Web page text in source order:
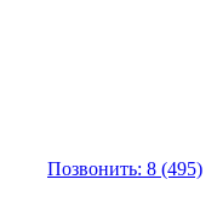
Позвонить: 8 (495)